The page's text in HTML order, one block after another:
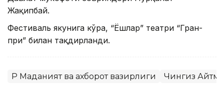
Жақипбай.
Фестиваль якунига кўра, “Ёшлар” театри “Гран-
при” билан тақдирланди.
ҚР Маданият ва ахборот вазирлиги Чингиз